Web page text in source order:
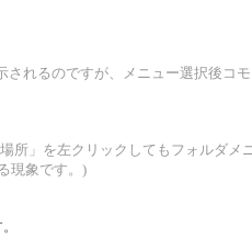
されるのですが、メニュー選択後コ
」を左クリックしてもフォルダメ
現象です。)